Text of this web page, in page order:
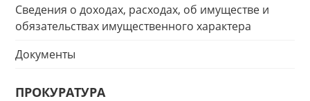
Сведения о доходах, расходах, об имуществе и
обязательствах имущественного характера
Документы
ПРОКУРАТУРА